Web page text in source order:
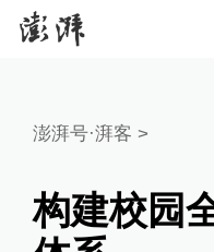
澎湃号·湃客 >
构建校园